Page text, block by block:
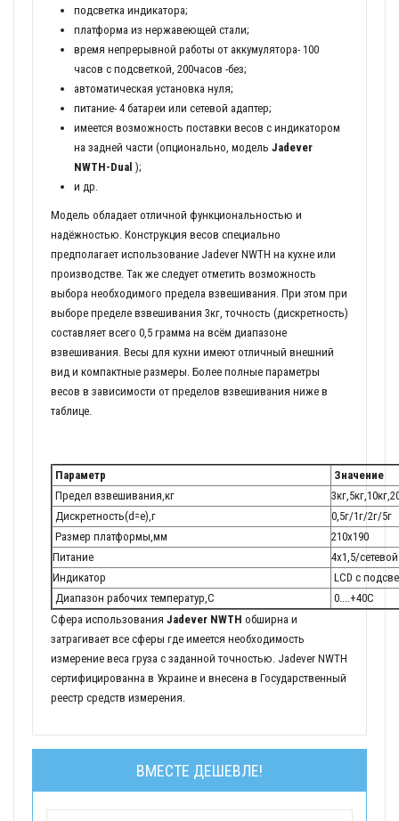
подсветка индикатора;
платформа из нержавеющей стали;
время непрерывной работы от аккумулятора- 100
часов с подсветкой, 200часов -без;
автоматическая установка нуля;
питание- 4 батареи или сетевой адаптер;
имеется возможность поставки весов с индикатором
на задней части (опционально, модель Jadever
NWTH-Dual );
и др.
Модель обладает отличной функциональностью и
надёжностью. Конструкция весов специально
предполагает использование Jadever NWTH на кухне или
производстве. Так же следует отметить возможность
выбора необходимого предела взвешивания. При этом при
выборе пределе взвешивания 3кг, точность (дискретность)
составляет всего 0,5 грамма на всём диапазоне
взвешивания. Весы для кухни имеют отличный внешний
вид и компактные размеры. Более полные параметры
весов в зависимости от пределов взвешивания ниже в
таблице.
Параметр
Значение
Предел взвешивания,кг
Дискретность(d=e),г
0,5г/1г/2г/5г
Размер платформы,мм
210х190
Питание
4х1,5/
Индикатор
LCD с
Диапазон рабочих температур,С
0....+40С
Сфера использования Jadever NWTH обширна и
затрагивает все сферы где имеется необходимость
измерение веса груза с заданной точностью. Jadever NWTH
сертифицированна в Украине и внесена в Государственный
реестр средств измерения.
ВМЕСТЕ ДЕШЕВЛЕ!